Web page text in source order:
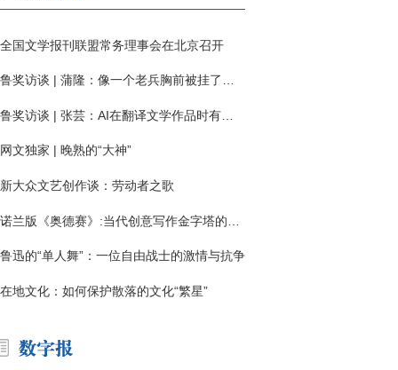
全国文学报刊联盟常务理事会在北京召开
鲁奖访谈 | 蒲隆：像一个老兵胸前被挂了一枚“红色英勇勋章”
鲁奖访谈 | 张芸：AI在翻译文学作品时有明显局限
网文独家 | 晚熟的“大神”
新大众文艺创作谈：劳动者之歌
诺兰版《奥德赛》:当代创意写作金字塔的宏伟与平庸
鲁迅的“单人舞”：一位自由战士的激情与抗争
在地文化：如何保护散落的文化“繁星”